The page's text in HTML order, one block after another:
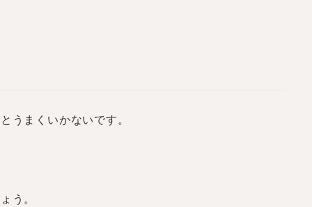
うまくいかないです。
う。